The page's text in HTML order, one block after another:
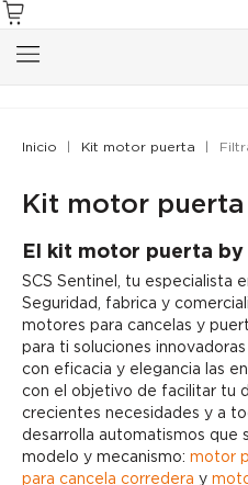
Inicio Kit motor puerta
Kit motor puerta
El kit motor puerta by
SCS Sentinel, tu especialista
Seguridad, fabrica y
motores para cancelas y
para ti soluciones
con eficacia y elegancia las
con el objetivo de facilitar tu
crecientes necesidades y a
desarrolla automatismos que
modelo y mecanismo: motor
para cancela corredera y